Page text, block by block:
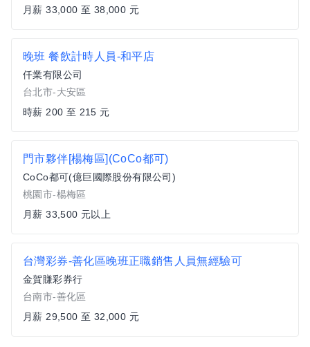
月薪 33,000 至 38,000 元
晚班 餐飲計時人員-和平店
仟業有限公司
台北市-大安區
時薪 200 至 215 元
門市夥伴[楊梅區](CoCo都可)
CoCo都可(億巨國際股份有限公司)
桃園市-楊梅區
月薪 33,500 元以上
台灣彩券-善化區晚班正職銷售人員無經驗可
金賀賺彩券行
台南市-善化區
月薪 29,500 至 32,000 元